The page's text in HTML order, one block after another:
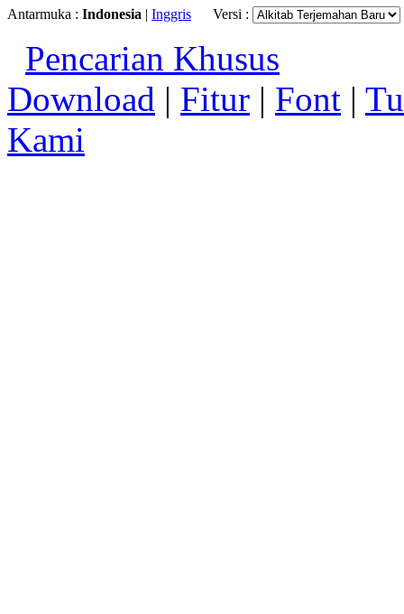
Antarmuka : Indonesia | Inggris Versi :
Pencarian Khusus
Download | Fitur | Font |
Kami